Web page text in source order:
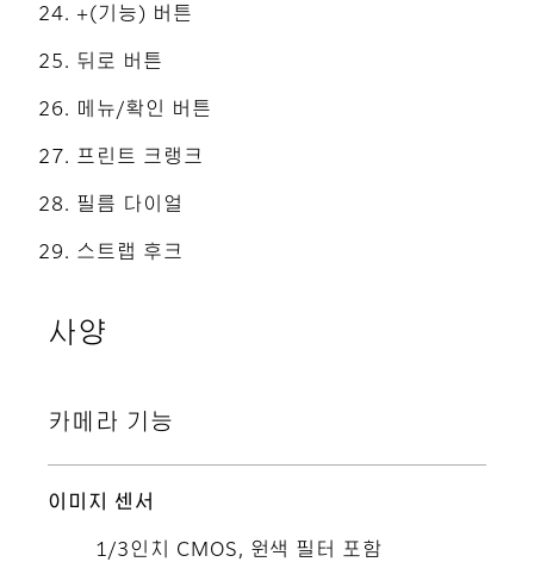
+(기능) 버튼
뒤로 버튼
메뉴/확인 버튼
프린트 크랭크
필름 다이얼
스트랩 후크
사양
카메라 기능
이미지 센서
1/3인치 CMOS, 원색 필터 포함